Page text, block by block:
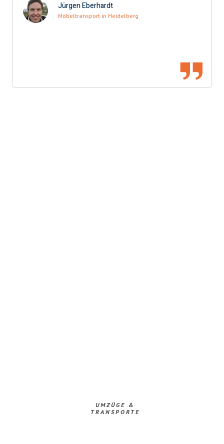
Jürgen Eberhardt
Möbeltransport in Heidelberg
UMZÜGE &
TRANSPORTE